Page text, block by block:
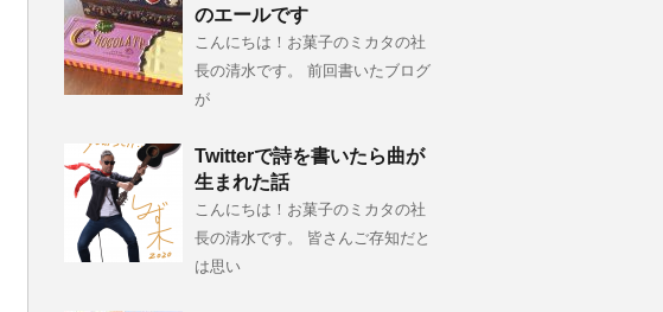
のエールです
こんにちは！お菓子のミカタの社
長の清水です。 前回書いたブログ
が
Twitterで詩を書いたら曲が
生まれた話
こんにちは！お菓子のミカタの社
長の清水です。 皆さんご存知だと
は思い